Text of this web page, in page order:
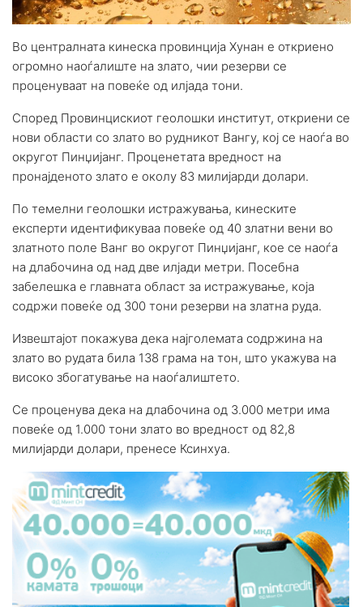
Во централната кинеска провинција Хунан е откриено
огромно наоѓалиште на злато, чии резерви се
проценуваат на повеќе од илјада тони.
Според Провинцискиот геолошки институт, откриени се
нови области со злато во рудникот Вангу, кој се наоѓа во
округот Пинџијанг. Проценетата вредност на
пронајденото злато е околу 83 милијарди долари.
По темелни геолошки истражувања, кинеските
експерти идентификуваа повеќе од 40 златни вени во
златното поле Ванг во округот Пинџијанг, кое се наоѓа
на длабочина од над две илјади метри. Посебна
забелешка е главната област за истражување, која
содржи повеќе од 300 тони резерви на златна руда.
Извештајот покажува дека најголемата содржина на
злато во рудата била 138 грама на тон, што укажува на
високо збогатување на наоѓалиштето.
Се проценува дека на длабочина од 3.000 метри има
повеќе од 1.000 тони злато во вредност од 82,8
милијарди долари, пренесе Ксинхуа.